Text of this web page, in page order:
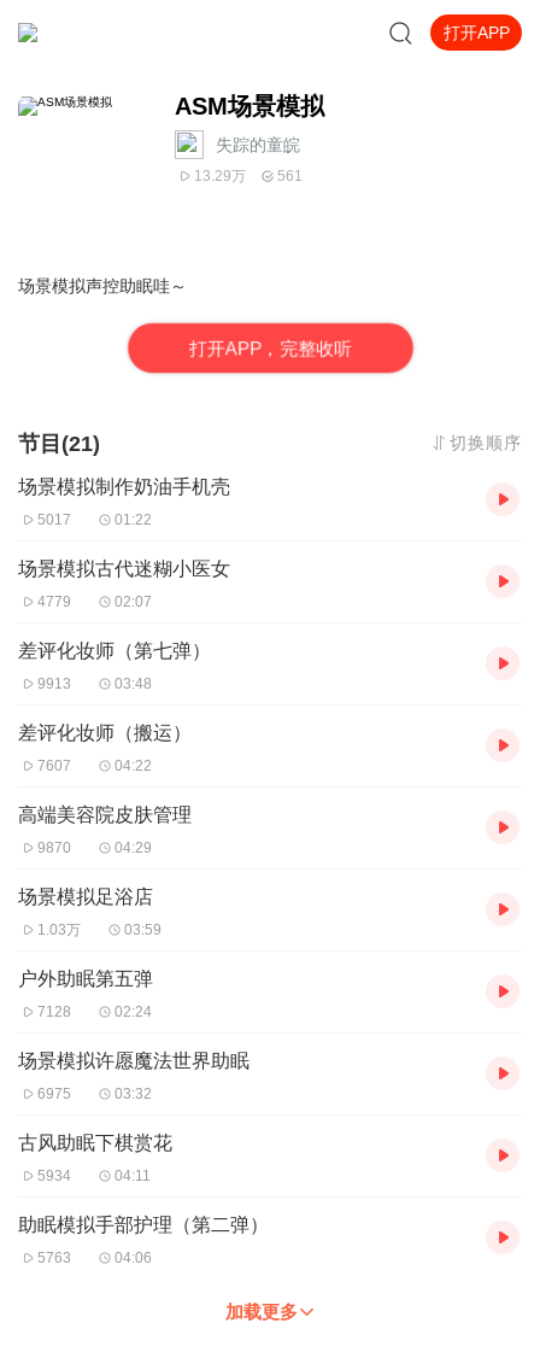
打开APP
ASM场景模拟
失踪的童皖
13.29万 561
场景模拟声控助眠哇～
打开APP，完整收听
节目(21) 切换顺序
场景模拟制作奶油手机壳
5017 01:22
场景模拟古代迷糊小医女
4779 02:07
差评化妆师（第七弹）
9913 03:48
差评化妆师（搬运）
7607 04:22
高端美容院皮肤管理
9870 04:29
场景模拟足浴店
1.03万 03:59
户外助眠第五弹
7128 02:24
场景模拟许愿魔法世界助眠
6975 03:32
古风助眠下棋赏花
5934 04:11
助眠模拟手部护理（第二弹）
5763 04:06
加载更多